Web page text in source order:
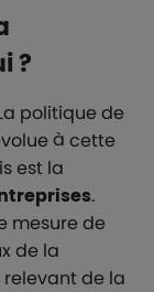
?
politique de
à cette
est la
.
mesure de
de la
de la